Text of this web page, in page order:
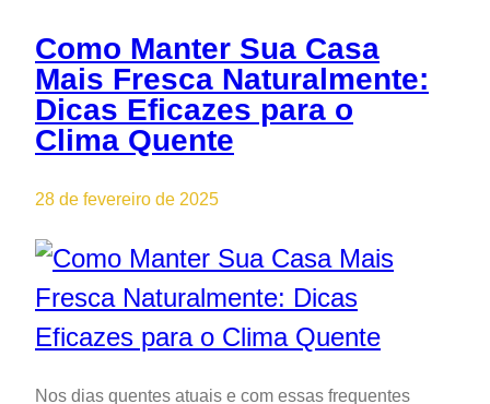
Como Manter Sua Casa
Mais Fresca Naturalmente:
Dicas Eficazes para o
Clima Quente
28 de fevereiro de 2025
Nos dias quentes atuais e com essas frequentes